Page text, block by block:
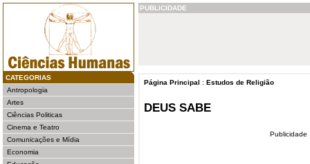
CATEGORIAS
Antropologia
Artes
Ciências Politicas
Cinema e Teatro
Comunicações e Mídia
Economia
PUBLICIDADE
Página Principal : Estudos de Religião
DEUS SABE
Publicidade